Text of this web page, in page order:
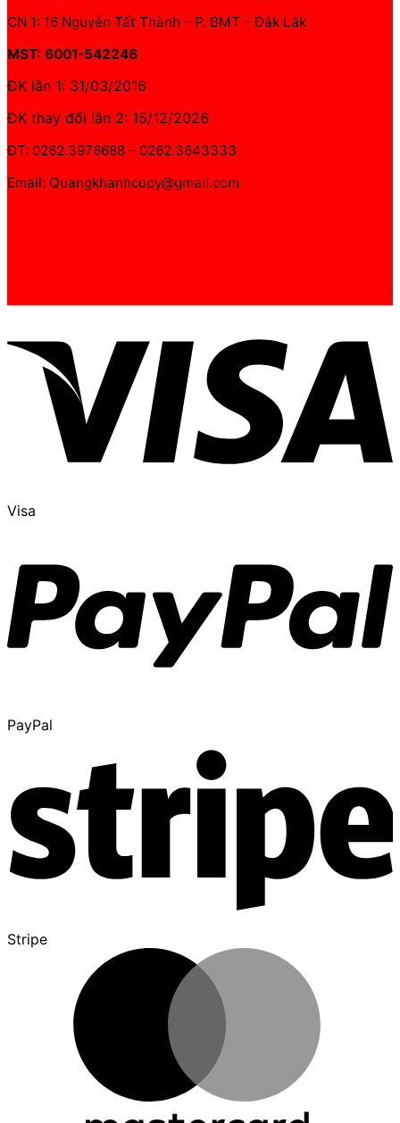
CN 1: 16 Nguyễn Tất Thành – P. BMT – Đắk Lắk
MST: 6001-542246
ĐK lần 1: 31/03/2016
ĐK thay đổi lần 2: 15/12/2026
ĐT: 0262.3976688 – 0262.3643333
Email: Quangkhanhcopy@gmail.com
Visa
PayPal
Stripe